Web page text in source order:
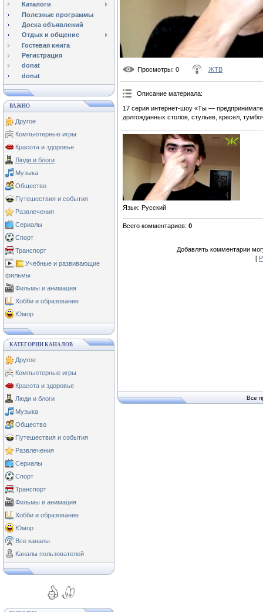
Каталоги
Полезные программы
Доска объявлений
Отдых и общение
Гостевая книга
Регистрация
donat
donat
ВАЖНО
Другое
Компьютерные игры
Красота и здоровье
Люди и блоги
Музыка
Общество
Путешествия и события
Развлечения
Сериалы
Спорт
Транспорт
Учебные и развивающие
фильмы
Фильмы и анимация
Хобби и образование
Юмор
КАТЕГОРИИ КАНАЛОВ
Другое
Компьютерные игры
Красота и здоровье
Люди и блоги
Музыка
Общество
Путешествия и события
Развлечения
Сериалы
Спорт
Транспорт
Фильмы и анимация
Хобби и образование
Юмор
Все каналы
Каналы пользователей
Просмотры: 0 ЖТВ
Описание материала:
17 серия интернет-шоу «Ты —
долгожданных столов, стульев, кресел,
Язык: Русский
Всего комментариев: 0
Добавлять комментарии
[
Все